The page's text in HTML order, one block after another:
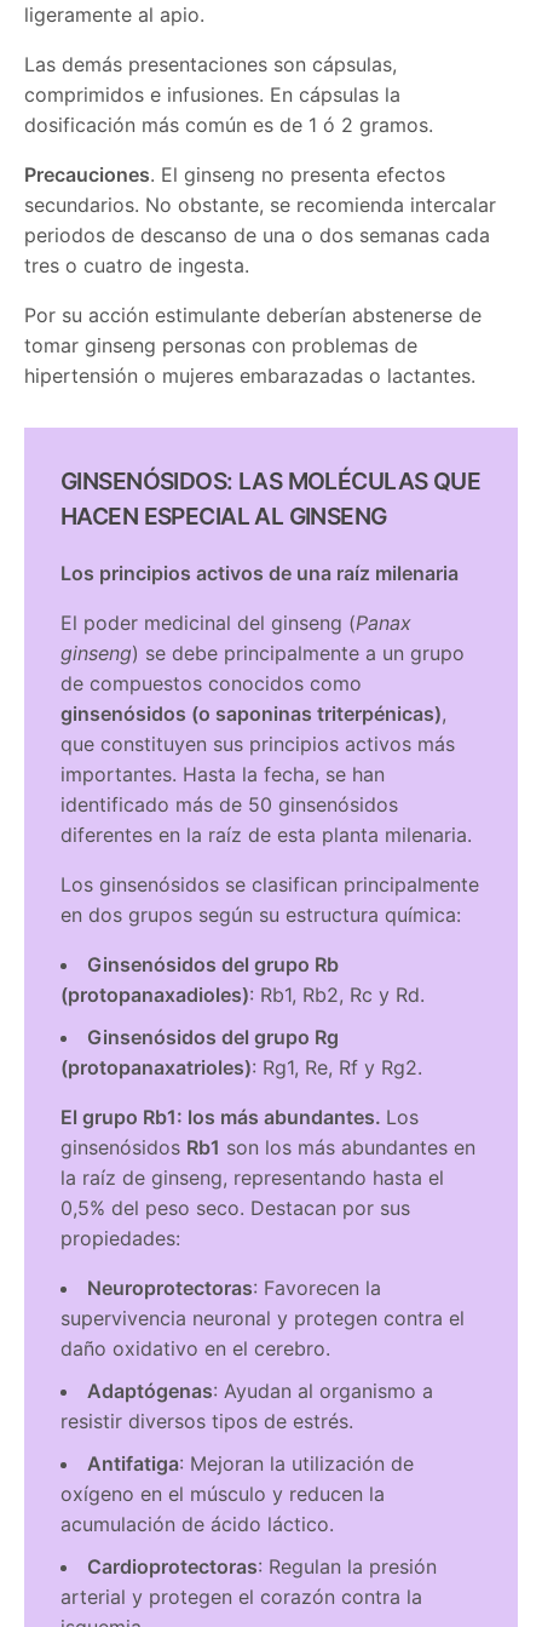
ligeramente al apio.
Las demás presentaciones son cápsulas,
comprimidos e infusiones. En cápsulas la
dosificación más común es de 1 ó 2 gramos.
Precauciones. El ginseng no presenta efectos
secundarios. No obstante, se recomienda intercalar
periodos de descanso de una o dos semanas cada
tres o cuatro de ingesta.
Por su acción estimulante deberían abstenerse de
tomar ginseng personas con problemas de
hipertensión o mujeres embarazadas o lactantes.
GINSENÓSIDOS: LAS MOLÉCULAS QUE
HACEN ESPECIAL AL GINSENG
Los principios activos de una raíz milenaria
El poder medicinal del ginseng (Panax
ginseng) se debe principalmente a un grupo
de compuestos conocidos como
ginsenósidos (o saponinas triterpénicas),
que constituyen sus principios activos más
importantes. Hasta la fecha, se han
identificado más de 50 ginsenósidos
diferentes en la raíz de esta planta milenaria.
Los ginsenósidos se clasifican principalmente
en dos grupos según su estructura química:
Ginsenósidos del grupo Rb
(protopanaxadioles): Rb1, Rb2, Rc y Rd.
Ginsenósidos del grupo Rg
(protopanaxatrioles): Rg1, Re, Rf y Rg2.
El grupo Rb1: los más abundantes. Los
ginsenósidos Rb1 son los más abundantes en
la raíz de ginseng, representando hasta el
0,5% del peso seco. Destacan por sus
propiedades:
Neuroprotectoras: Favorecen la
supervivencia neuronal y protegen contra el
daño oxidativo en el cerebro.
Adaptógenas: Ayudan al organismo a
resistir diversos tipos de estrés.
Antifatiga: Mejoran la utilización de
oxígeno en el músculo y reducen la
acumulación de ácido láctico.
Cardioprotectoras: Regulan la presión
arterial y protegen el corazón contra la